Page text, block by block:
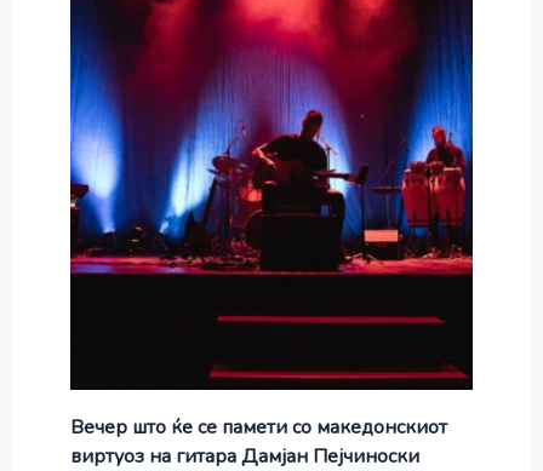
Вечер што ќе се памети со македонскиот
виртуоз на гитара Дамјан Пејчиноски